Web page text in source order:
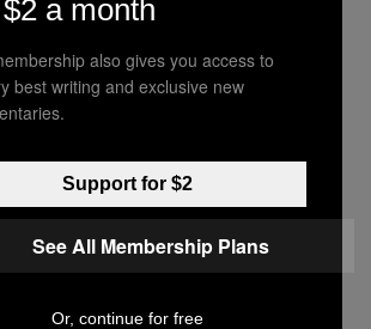
hamburguesas en tu
fácil de lo que crees
DE MORA
hamburguesas en tu
fácil de lo que crees
a month
also gives you access to
best writing and exclusive new
Support for $2
See All Membership Plans
Or, continue for free